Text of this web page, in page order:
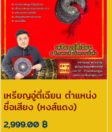
เหรียญอู่ตี่เฉียน ตำแหน่ง
ชื่อเสียง (หงส์แดง)
2,999.00 ฿